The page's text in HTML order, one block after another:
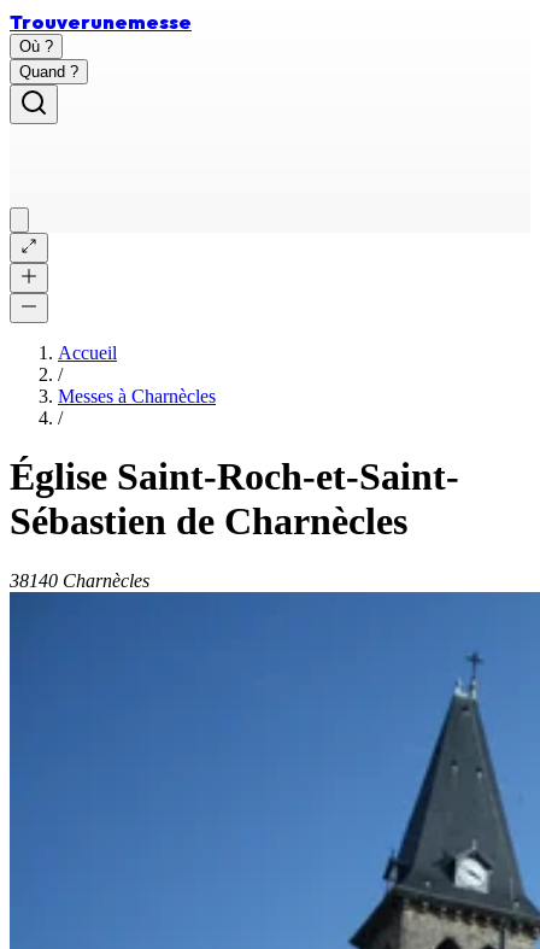
Trouverunemesse
Où ?
Quand ?
Accueil
/
Messes à Charnècles
/
Église Saint-Roch-et-Saint-
Sébastien de Charnècles
38140 Charnècles